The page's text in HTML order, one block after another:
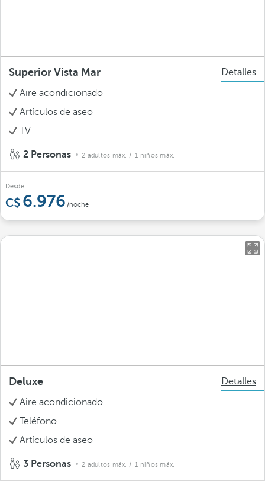
Superior Vista Mar
Detalles
Aire acondicionado
Artículos de aseo
TV
2 Personas 2 adultos máx. / 1 niños máx.
Desde
6.976 /noche
Deluxe
Detalles
Aire acondicionado
Teléfono
Artículos de aseo
3 Personas 2 adultos máx. / 1 niños máx.